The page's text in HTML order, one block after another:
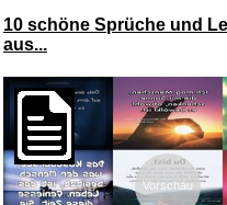
Hell
10 schöne Sprüche und
aus...
Vorschau